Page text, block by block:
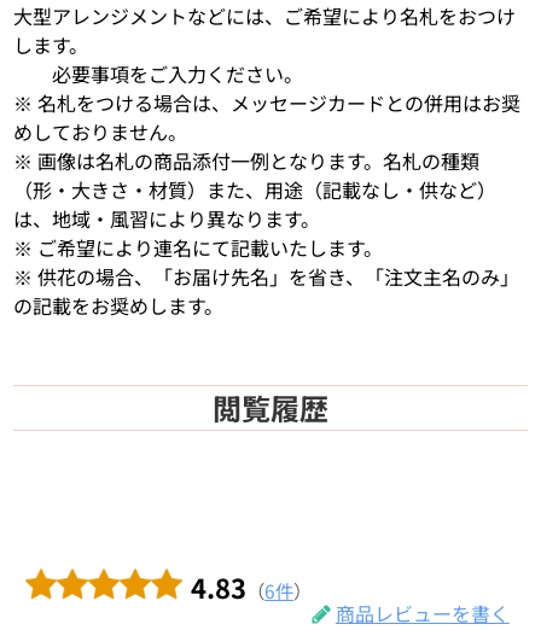
大型アレンジメントなどには、ご希望により名札をおつけ
します。
必要事項をご入力ください。
※ 名札をつける場合は、メッセージカードとの併用はお奨
めしておりません。
※ 画像は名札の商品添付一例となります。名札の種類
（形・大きさ・材質）また、用途（記載なし・供など）
は、地域・風習により異なります。
※ ご希望により連名にて記載いたします。
※ 供花の場合、「お届け先名」を省き、「注文主名のみ」
の記載をお奨めします。
閲覧履歴
4.83 （6件）
商品レビューを書く